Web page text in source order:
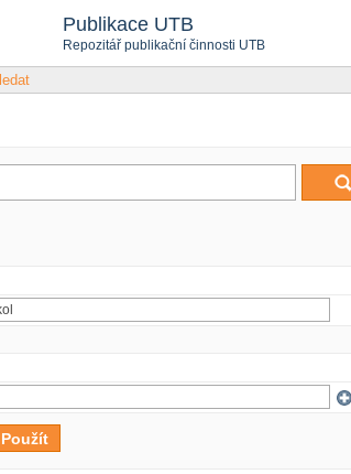
Publikace UTB
Repozitář publikační činnosti UTB